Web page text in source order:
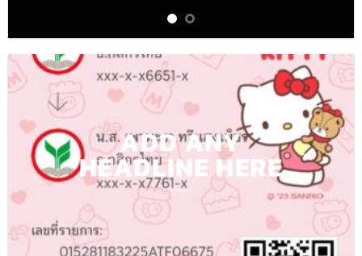
ADD ANY
HEADLINE HERE